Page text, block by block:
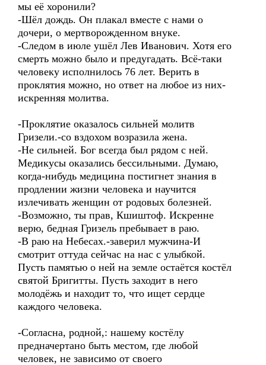
мы её хоронили?
-Шёл дождь. Он плакал вместе с нами о
дочери, о мертворожденном внуке.
-Следом в июле ушёл Лев Иванович. Хотя его
смерть можно было и предугадать. Всё-таки
человеку исполнилось 76 лет. Верить в
проклятия можно, но ответ на любое из них-
искренняя молитва.
-Проклятие оказалось сильней молитв
Гризели.-со вздохом возразила жена.
-Не сильней. Бог всегда был рядом с ней.
Медикусы оказались бессильными. Думаю,
когда-нибудь медицина постигнет знания в
продлении жизни человека и научится
излечивать женщин от родовых болезней.
-Возможно, ты прав, Кшиштоф. Искренне
верю, бедная Гризель пребывает в раю.
-В раю на Небесах.-заверил мужчина-И
смотрит оттуда сейчас на нас с улыбкой.
Пусть памятью о ней на земле остаётся костёл
святой Бригитты. Пусть заходит в него
молодёжь и находит то, что ищет сердце
каждого человека.
-Согласна, родной,: нашему костёлу
предначертано быть местом, где любой
человек, не зависимо от своего